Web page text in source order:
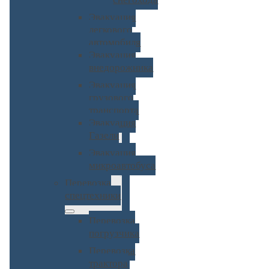
Эвакуация
легкового
автомобиля
Эвакуация
внедорожника
Эвакуация
грузового
транспорта
Эвакуация
Газели
Эвакуация
микроавтобуса
Перевозка
спецтехники
Перевозка
погрузчика
Перевозка
трактора